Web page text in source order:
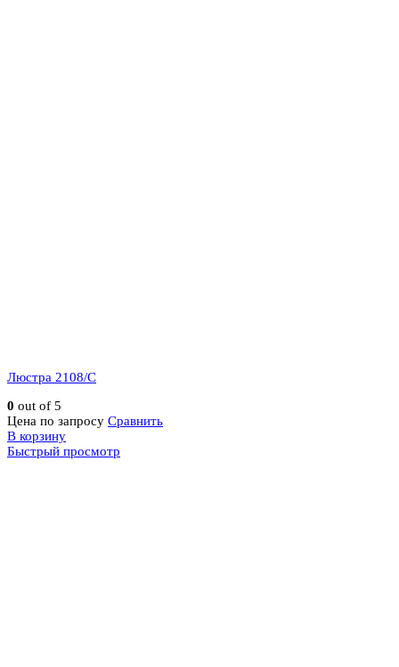
Люстра 2108/C
0 out of 5
Цена по запросу Сравнить
В корзину
Быстрый просмотр